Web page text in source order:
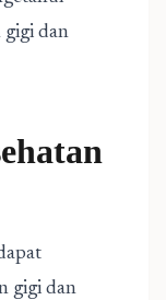
gigi dan
gigi dan